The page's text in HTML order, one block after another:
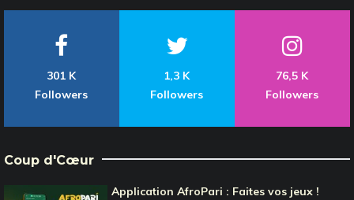
301 K
Followers
1,3 K
Followers
76,5 K
Followers
Coup d'Cœur
Application AfroPari : Faites vos jeux !